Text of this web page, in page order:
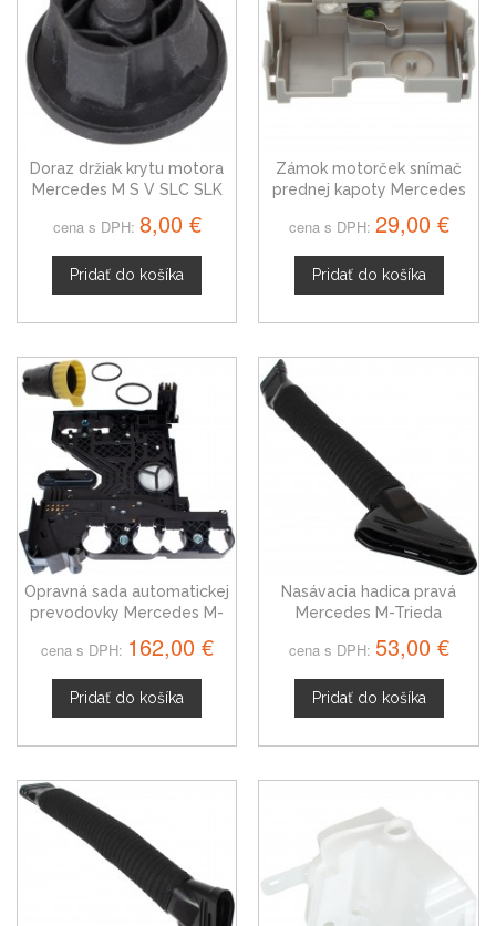
Doraz držiak krytu motora
Mercedes M S V SLC SLK
cena s DPH: 8,00 €
Pridať do košíka
Zámok motorček snímač
prednej kapoty Mercedes
A2048704458
cena s DPH: 29,00 €
Pridať do košíka
Opravná sada automatickej
prevodovky Mercedes M-
cena s DPH: 162,00 €
Pridať do košíka
Nasávacia hadica pravá
Mercedes M-Trieda
cena s DPH: 53,00 €
Pridať do košíka